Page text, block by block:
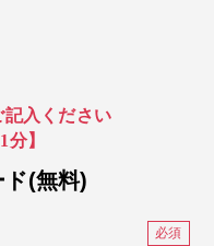
記入ください
分】
(無料)